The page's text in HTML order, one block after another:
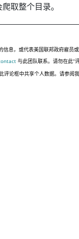
爬取整个目录。
息，或代表美国联邦政府雇员
与此团队联系。请勿在此“
评论框中共享个人数据。请参阅